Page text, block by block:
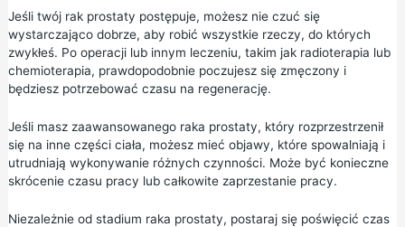
Jeśli twój rak prostaty postępuje, możesz nie czuć się
wystarczająco dobrze, aby robić wszystkie rzeczy, do których
zwykłeś. Po operacji lub innym leczeniu, takim jak radioterapia lub
chemioterapia, prawdopodobnie poczujesz się zmęczony i
będziesz potrzebować czasu na regenerację.
Jeśli masz zaawansowanego raka prostaty, który rozprzestrzenił
się na inne części ciała, możesz mieć objawy, które spowalniają i
utrudniają wykonywanie różnych czynności. Może być konieczne
skrócenie czasu pracy lub całkowite zaprzestanie pracy.
Niezależnie od stadium raka prostaty, postaraj się poświęcić czas